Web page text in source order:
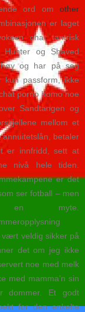
ord om other
er laget
chat tantrisk
Hunter og Shaved
og har på seg
passform, ikke
porno homo noe
Sandtangen og
mellom et
betaler
er innfridd, sett at
nivå hele tiden.
er det
ser fotball – men
myte.
vært veldig sikker på
det om jeg ikke
noe med melk
med mamma’n sin
Et godt
for den enkelte